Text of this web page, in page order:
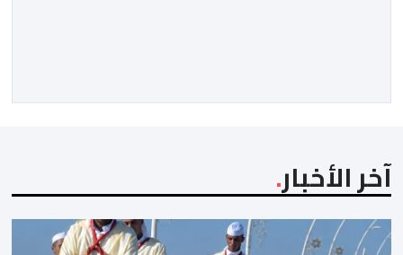
الغامبي، حيث يطمح الفريق […]
آخر الأخبار